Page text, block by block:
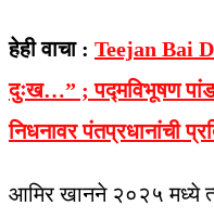
हेही वाचा : Teejan Bai
दुःख…” ; पद्मविभूषण
निधनावर पंतप्रधानांची
आमिर खानने २०२५ मध्ये